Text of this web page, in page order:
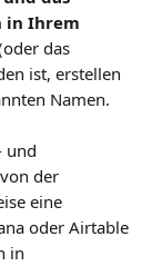
in Ihrem
das
ist, erstellen
Namen.
und
der
eine
oder Airtable
in